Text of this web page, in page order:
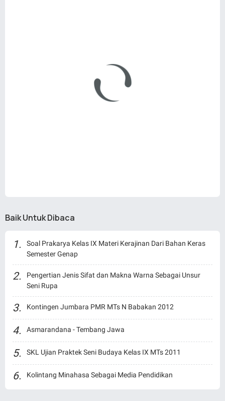
Baik Untuk Dibaca
Soal Prakarya Kelas IX Materi Kerajinan Dari Bahan Keras
Semester Genap
Pengertian Jenis Sifat dan Makna Warna Sebagai Unsur
Seni Rupa
Kontingen Jumbara PMR MTs N Babakan 2012
Asmarandana - Tembang Jawa
SKL Ujian Praktek Seni Budaya Kelas IX MTs 2011
Kolintang Minahasa Sebagai Media Pendidikan